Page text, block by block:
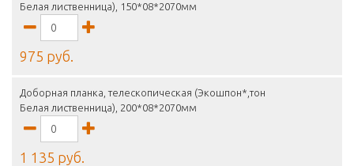
Белая лиственница), 150*08*2070мм
975 руб.
Доборная планка, телескопическая (Экошпон*,тон
Белая лиственница), 200*08*2070мм
1 135 руб.